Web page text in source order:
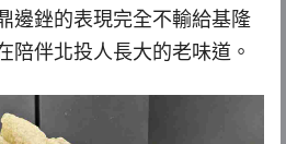
邊銼的表現完全不輸給基隆
陪伴北投人長大的老味道。